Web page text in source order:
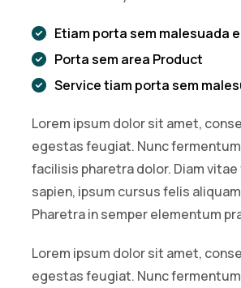
Etiam porta sem malesuada
Porta sem area Product
Service tiam porta sem
Lorem ipsum dolor sit amet,
egestas feugiat. Nunc
facilisis pharetra dolor. Diam
sapien, ipsum cursus felis
Pharetra in semper elementum
Lorem ipsum dolor sit amet,
egestas feugiat. Nunc